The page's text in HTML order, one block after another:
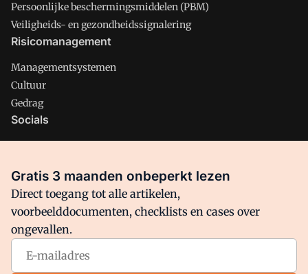
Persoonlijke beschermingsmiddelen (PBM)
Veiligheids- en gezondheidssignalering
Risicomanagement
Managementsystemen
Cultuur
Gedrag
Socials
Facebook
Arbo is onderdeel van VMN media. Lees inons manifestwaar
VMN media voor staat. Op gebruik van deze site zijn de
Gratis 3 maanden onbeperkt lezen
Direct toegang tot alle artikelen,
voorbeelddocumenten, checklists en cases over
ongevallen.